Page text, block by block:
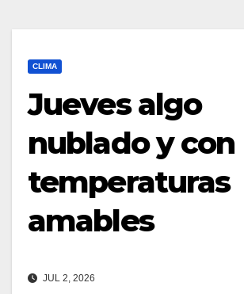
CLIMA
Jueves algo
nublado y con
temperaturas
amables
JUL 2, 2026